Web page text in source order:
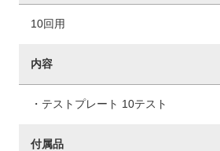
10回用
内容
・テストプレート 10テスト
付属品